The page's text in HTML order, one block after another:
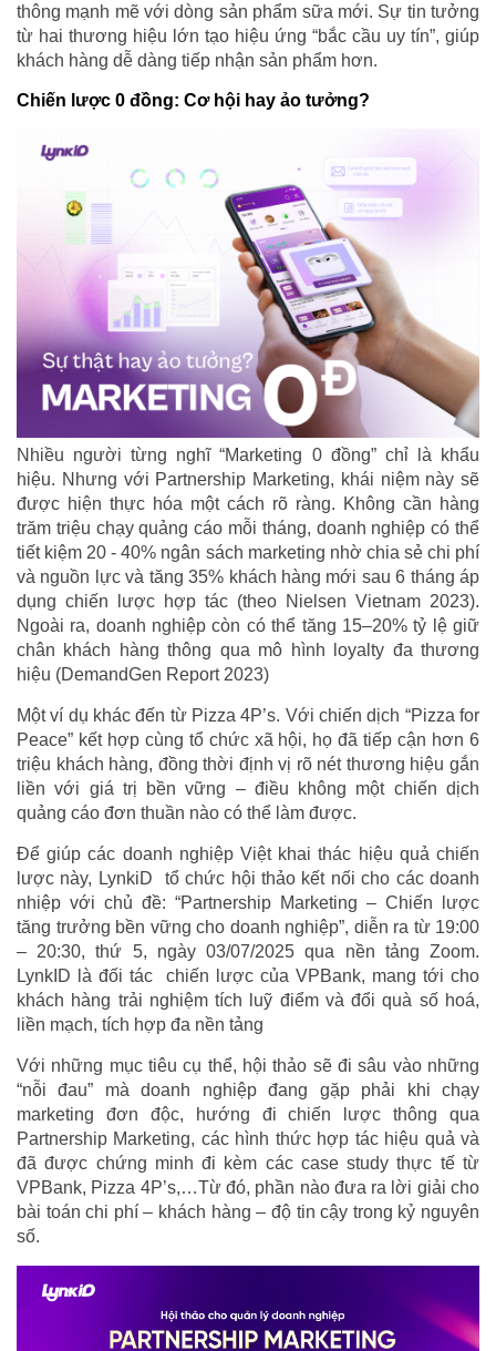
thông mạnh mẽ với dòng sản phẩm sữa mới. Sự tin tưởng
từ hai thương hiệu lớn tạo hiệu ứng “bắc cầu uy tín”, giúp
khách hàng dễ dàng tiếp nhận sản phẩm hơn.
Chiến lược 0 đồng: Cơ hội hay ảo tưởng?
Nhiều người từng nghĩ “Marketing 0 đồng” chỉ là khẩu
hiệu. Nhưng với Partnership Marketing, khái niệm này sẽ
được hiện thực hóa một cách rõ ràng. Không cần hàng
trăm triệu chạy quảng cáo mỗi tháng, doanh nghiệp có thể
tiết kiệm 20 - 40% ngân sách marketing nhờ chia sẻ chi phí
và nguồn lực và tăng 35% khách hàng mới sau 6 tháng áp
dụng chiến lược hợp tác (theo Nielsen Vietnam 2023).
Ngoài ra, doanh nghiệp còn có thể tăng 15–20% tỷ lệ giữ
chân khách hàng thông qua mô hình loyalty đa thương
hiệu (DemandGen Report 2023)
Một ví dụ khác đến từ Pizza 4P’s. Với chiến dịch “Pizza for
Peace” kết hợp cùng tổ chức xã hội, họ đã tiếp cận hơn 6
triệu khách hàng, đồng thời định vị rõ nét thương hiệu gắn
liền với giá trị bền vững – điều không một chiến dịch
quảng cáo đơn thuần nào có thể làm được.
Để giúp các doanh nghiệp Việt khai thác hiệu quả chiến
lược này, LynkiD tổ chức hội thảo kết nối cho các doanh
nhiệp với chủ đề: “Partnership Marketing – Chiến lược
tăng trưởng bền vững cho doanh nghiệp”, diễn ra từ 19:00
– 20:30, thứ 5, ngày 03/07/2025 qua nền tảng Zoom.
LynkID là đối tác chiến lược của VPBank, mang tới cho
khách hàng trải nghiệm tích luỹ điểm và đổi quà số hoá,
liền mạch, tích hợp đa nền tảng
Với những mục tiêu cụ thể, hội thảo sẽ đi sâu vào những
“nỗi đau” mà doanh nghiệp đang gặp phải khi chạy
marketing đơn độc, hướng đi chiến lược thông qua
Partnership Marketing, các hình thức hợp tác hiệu quả và
đã được chứng minh đi kèm các case study thực tế từ
VPBank, Pizza 4P’s,…Từ đó, phần nào đưa ra lời giải cho
bài toán chi phí – khách hàng – độ tin cậy trong kỷ nguyên
số.